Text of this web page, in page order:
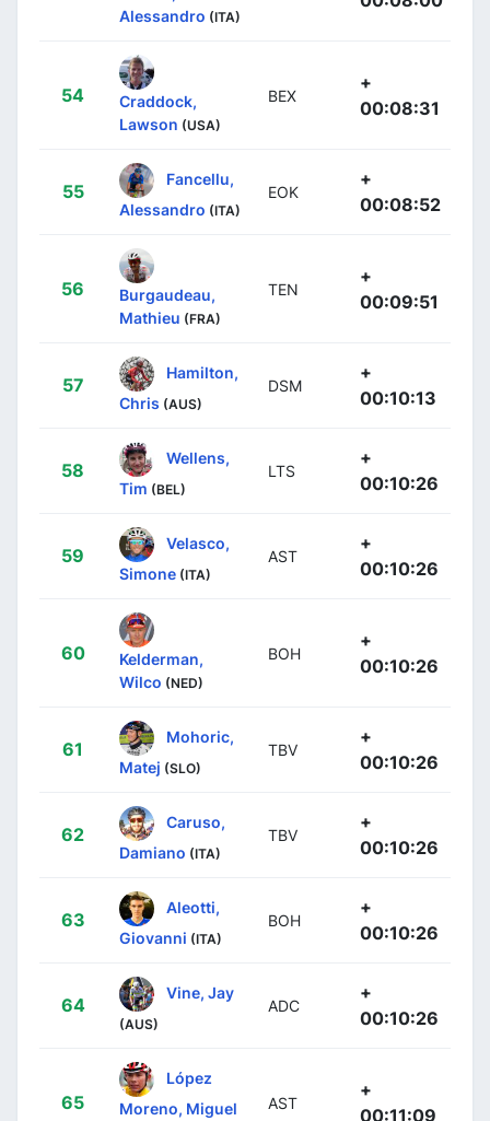
Alessandro (ITA)
54
Craddock,
Lawson (USA)
BEX
+
00:08:31
55
Fancellu,
Alessandro (ITA)
EOK
+
00:08:52
56
Burgaudeau,
Mathieu (FRA)
TEN
+
00:09:51
57
Hamilton,
Chris (AUS)
DSM
+
00:10:13
58
Wellens,
Tim (BEL)
LTS
+
00:10:26
59
Velasco,
Simone (ITA)
AST
+
00:10:26
60
Kelderman,
Wilco (NED)
BOH
+
00:10:26
61
Mohoric,
Matej (SLO)
TBV
+
00:10:26
62
Caruso,
Damiano (ITA)
TBV
+
00:10:26
63
Aleotti,
Giovanni (ITA)
BOH
+
00:10:26
64
Vine, Jay
(AUS)
ADC
+
00:10:26
65
López
Moreno, Miguel
AST
+
00:11:09